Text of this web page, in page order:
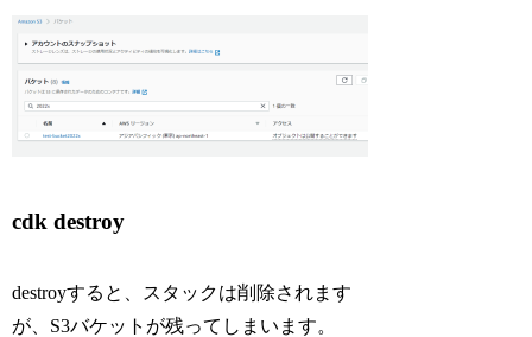
cdk destroy
destroyすると、スタックは削除されます
が、S3バケットが残ってしまいます。